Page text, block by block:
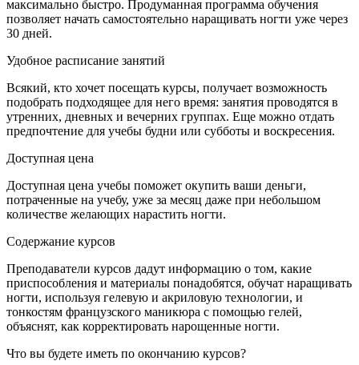
максимально быстро. Продуманная программа обучения
позволяет начать самостоятельно наращивать ногти уже через
30 дней.
Удобное расписание занятий
Всякий, кто хочет посещать курсы, получает возможность
подобрать подходящее для него время: занятия проводятся в
утренних, дневных и вечерних группах. Еще можно отдать
предпочтение для учебы будни или субботы и воскресения.
Доступная цена
Доступная цена учебы поможет окупить ваши деньги,
потраченные на учебу, уже за месяц даже при небольшом
количестве желающих нарастить ногти.
Содержание курсов
Преподаватели курсов дадут информацию о том, какие
приспособления и материалы понадобятся, обучат наращивать
ногти, используя гелевую и акриловую технологии, и
тонкостям французского маникюра с помощью гелей,
объяснят, как корректировать нарощенные ногти.
Что вы будете иметь по окончанию курсов?